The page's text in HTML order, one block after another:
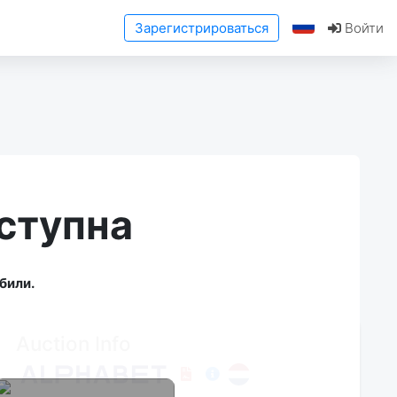
Зарегистрироваться Войти